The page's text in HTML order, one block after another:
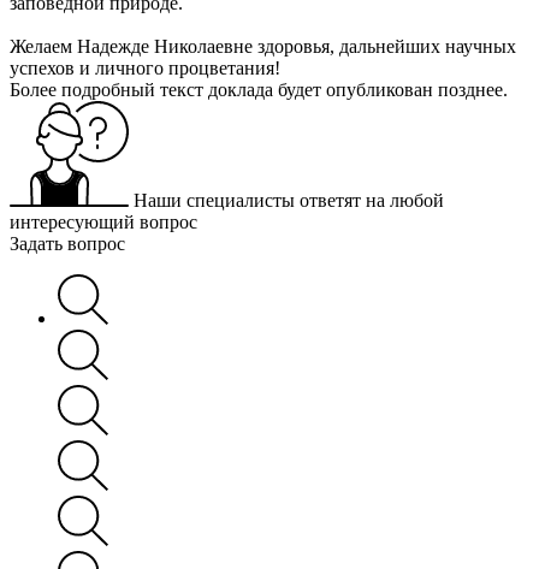
Желаем Надежде Николаевне здоровья, дальнейших научных
успехов и личного процветания!
Более подробный текст доклада будет опубликован позднее.
Наши специалисты ответят на любой
интересующий вопрос
Задать вопрос